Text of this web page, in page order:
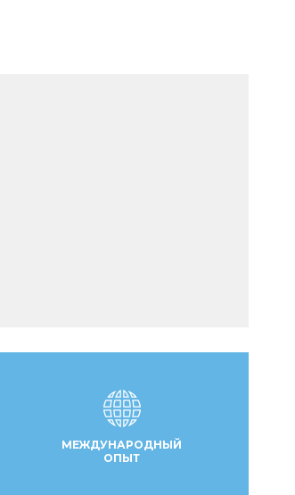
МЕЖДУНАРОДНЫЙ
ОПЫТ